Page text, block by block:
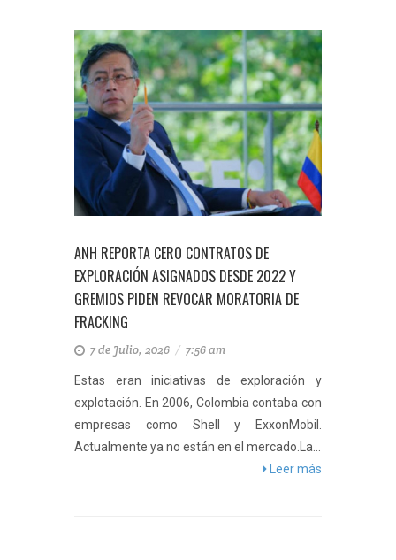
ANH REPORTA CERO CONTRATOS DE
EXPLORACIÓN ASIGNADOS DESDE 2022 Y
GREMIOS PIDEN REVOCAR MORATORIA DE
FRACKING
7 de Julio, 2026 / 7:56 am
Estas eran iniciativas de exploración y
explotación. En 2006, Colombia contaba con
empresas como Shell y ExxonMobil.
Actualmente ya no están en el mercado.La...
Leer más